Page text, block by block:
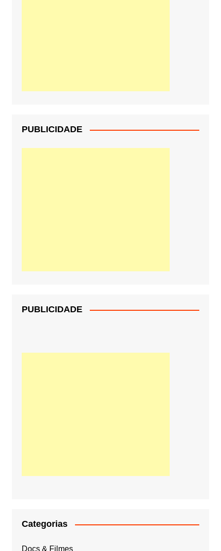
PUBLICIDADE
PUBLICIDADE
Categorias
Docs & Filmes